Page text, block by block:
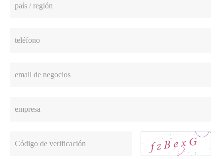
país / región
teléfono
email de negocios
empresa
Código de verificación